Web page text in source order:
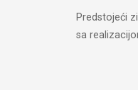
Predstojeći
sa